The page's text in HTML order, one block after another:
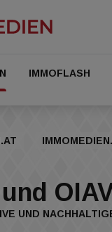
IMMOFLASH
und
UND